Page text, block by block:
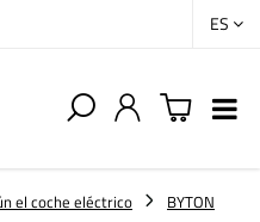
ES
el coche eléctrico
BYTON